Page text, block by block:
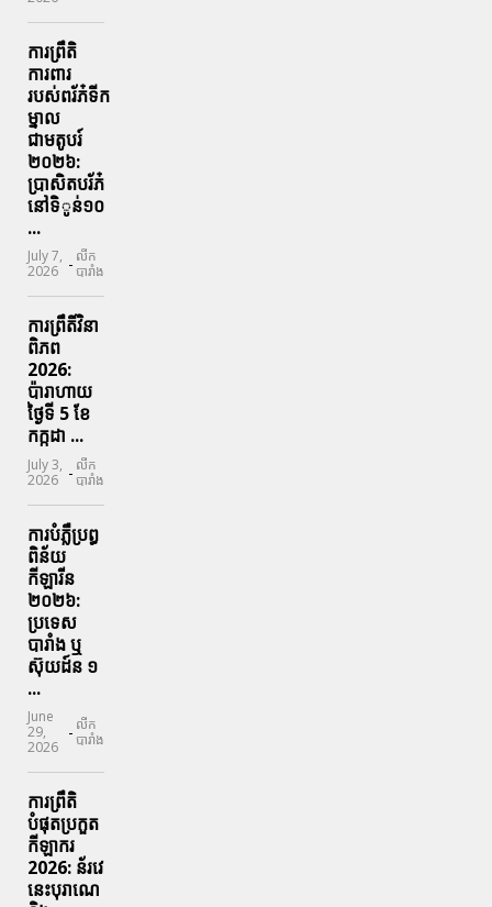
ការព្រឹតិ
ការពារ
របស់ពរ័ភ៎ទីក
ម្នាល
ជាមតូបរ៍
២០២៦:
ប្រាសិតបរ័ភ៎
នៅទិូន់១០
...
July 7,
2026 - លីក
បារាំង
ការព្រឹតិ៍វិនា
ពិភព
2026:
ប៉ារាហាយ
ថ្ងៃទី 5 ខែ
កក្កដា ...
July 3,
2026 - លីក
បារាំង
ការបំភ្លឺប្រព្ធ​
ពិន័យ​
កីឡារីន​
២០២៦:
ប្រទេស​
បារាំង​ ឬ​
ស៊ុយដ៍ន​ ១
...
June
29,
2026
- លីក
បារាំង
ការព្រឹតិ
បំផុតប្រកួត
កីឡាករ
2026: ន័រវេ
នេះបុរាណេ